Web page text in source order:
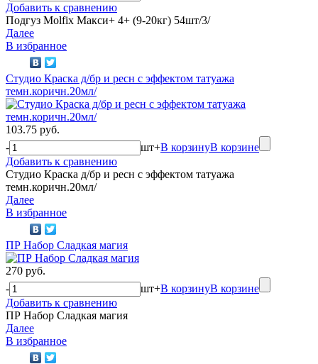
Добавить к сравнению
Подгуз Molfix Макси+ 4+ (9-20кг) 54шт/3/
Далее
В избранное
Студио Краска д/бр и ресн с эффектом татуажа
темн.коричн.20мл/
103.75 руб.
-
шт+В корзинуВ корзине
Добавить к сравнению
Студио Краска д/бр и ресн с эффектом татуажа
темн.коричн.20мл/
Далее
В избранное
ПР Набор Сладкая магия
270 руб.
-
шт+В корзинуВ корзине
Добавить к сравнению
ПР Набор Сладкая магия
Далее
В избранное